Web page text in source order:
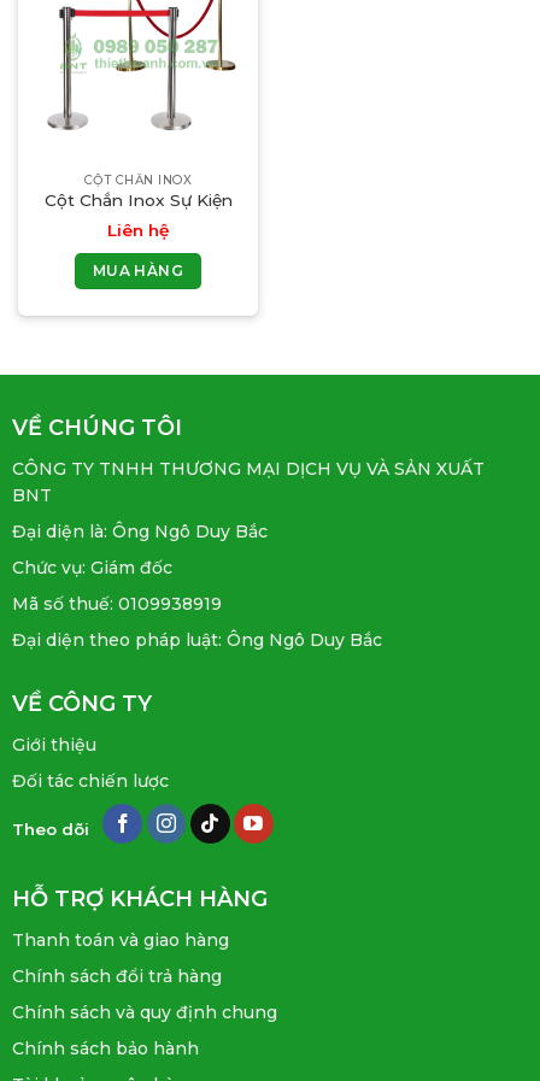
CỘT CHẮN INOX
Cột Chắn Inox Sự Kiện
Liên hệ
MUA HÀNG
VỀ CHÚNG TÔI
CÔNG TY TNHH THƯƠNG MẠI DỊCH VỤ VÀ SẢN XUẤT
BNT
Đại diện là: Ông Ngô Duy Bắc
Chức vụ: Giám đốc
Mã số thuế: 0109938919
Đại diện theo pháp luật: Ông Ngô Duy Bắc
VỀ CÔNG TY
Giới thiệu
Đối tác chiến lược
Theo dõi
HỖ TRỢ KHÁCH HÀNG
Thanh toán và giao hàng
Chính sách đổi trả hàng
Chính sách và quy định chung
Chính sách bảo hành